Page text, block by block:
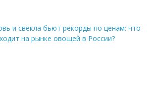
и свекла бьют рекорды по ценам: что
на рынке овощей в России?